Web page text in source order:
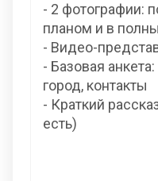
- 2 фотографии:
планом и в
- Видео-
- Базовая
город, контакты
- Краткий
есть)